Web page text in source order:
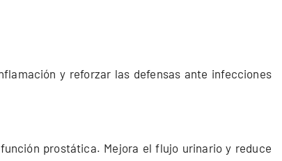
y reforzar las defensas ante infecciones
prostática. Mejora el flujo urinario y reduce